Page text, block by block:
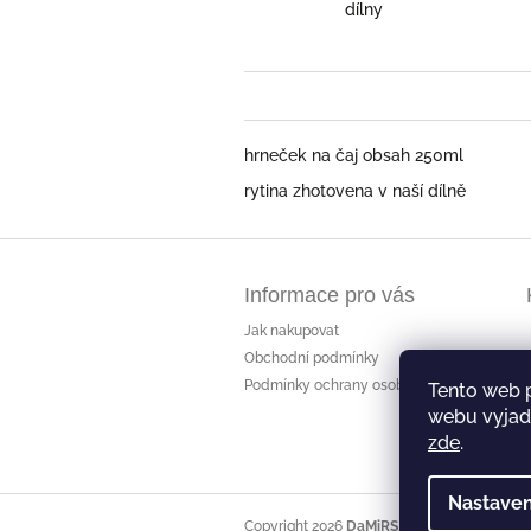
Tento web
webu
zde.
dílny
hrneček na čaj obsah 250ml
rytina zhotovena v naší dílně
Informace pro vás
Jak nakupovat
Obchodní podmínky
Podmínky ochrany osobních údajů
Copyright 2026 DaMiRS. Všechna práva